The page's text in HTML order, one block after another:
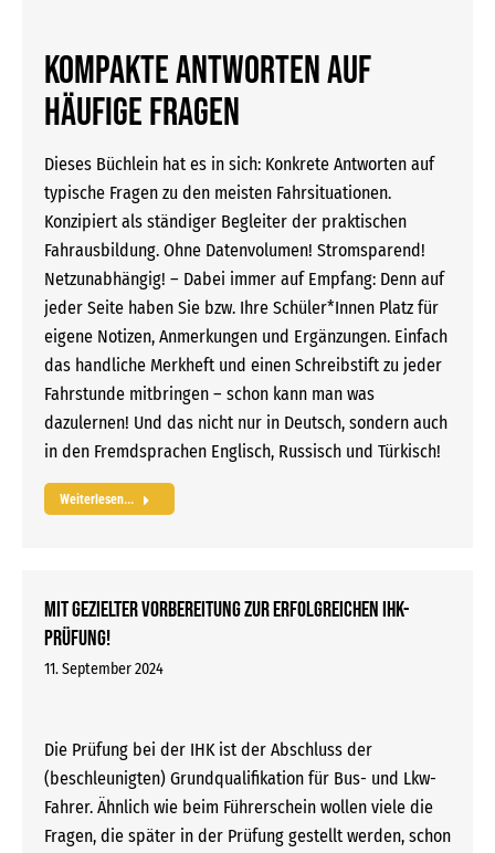
Kompakte Antworten auf
häufige Fragen
Dieses Büchlein hat es in sich: Konkrete Antworten auf
typische Fragen zu den meisten Fahrsituationen.
Konzipiert als ständiger Begleiter der praktischen
Fahrausbildung. Ohne Datenvolumen! Stromsparend!
Netzunabhängig! – Dabei immer auf Empfang: Denn auf
jeder Seite haben Sie bzw. Ihre Schüler*Innen Platz für
eigene Notizen, Anmerkungen und Ergänzungen. Einfach
das handliche Merkheft und einen Schreibstift zu jeder
Fahrstunde mitbringen – schon kann man was
dazulernen! Und das nicht nur in Deutsch, sondern auch
in den Fremdsprachen Englisch, Russisch und Türkisch!
Weiterlesen...
Mit gezielter Vorbereitung zur erfolgreichen IHK-
Prüfung!
11. September 2024
Die Prüfung bei der IHK ist der Abschluss der
(beschleunigten) Grundqualifikation für Bus- und Lkw-
Fahrer. Ähnlich wie beim Führerschein wollen viele die
Fragen, die später in der Prüfung gestellt werden, schon